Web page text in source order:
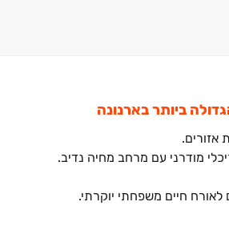
לאורח חיים משפחתי יוקרתי.